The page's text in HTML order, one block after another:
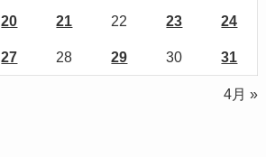
20 21 22 23 24
27 28 29 30 31
4月 »